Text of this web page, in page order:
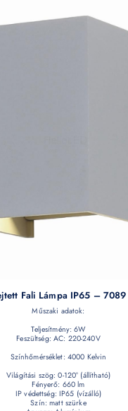
Fali Lámpa IP65 – 7089
Műszaki adatok:
Teljesítmény: 6W
Feszültség: AC: 220-240V
Színhőmérséklet: 4000 Kelvin
Világítási szög: 0-120° (állítható)
Fényerő: 660 lm
IP védettség: IP65 (vízálló)
Szín: matt szürke